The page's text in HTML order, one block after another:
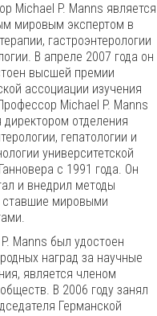
Michael P. Manns является
мировым экспертом в
гастроэнтерологии
В апреле 2007 года он
высшей премии
ассоциации изучения
Michael P. Manns
директором отделения
гепатологии и
университетской
с 1991 года. Он
и внедрил методы
ставшие мировыми
Manns был удостоен
наград за научные
является членом
В 2006 году занял
Германской